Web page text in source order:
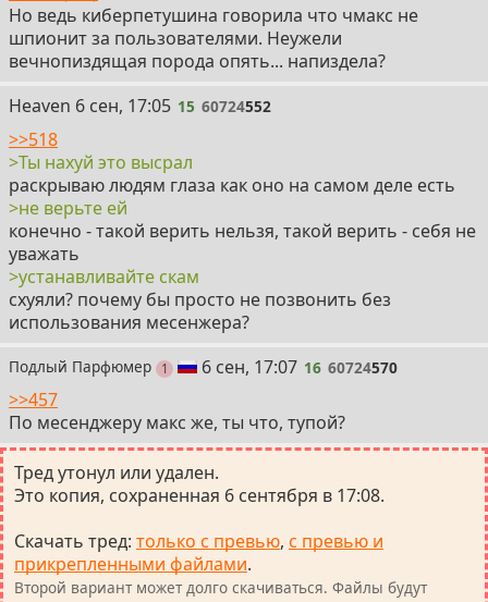
Но ведь киберпетушина говорила что чмакс не
шпионит за пользователями. Неужели
вечнопиздящая порода опять... напиздела?
Heaven 15
6 сен, 17:05 15 60724552
>>518
>Ты нахуй это высрал
раскрываю людям глаза как оно на самом деле есть
>не верьте ей
конечно - такой верить нельзя, такой верить - себя не
уважать
>устанавливайте скам
схуяли? почему бы просто не позвонить без
использования месенжера?
Подлый Парфюмер 1пост 16
6 сен, 17:07 16 60724570
>>457
По месенджеру макс же, ты что, тупой?
Тред утонул или удален.
Это копия, сохраненная 6 сентября в 17:08.
Скачать тред: только с превью, с превью и
прикрепленными файлами.
Второй вариант может долго скачиваться. Файлы будут